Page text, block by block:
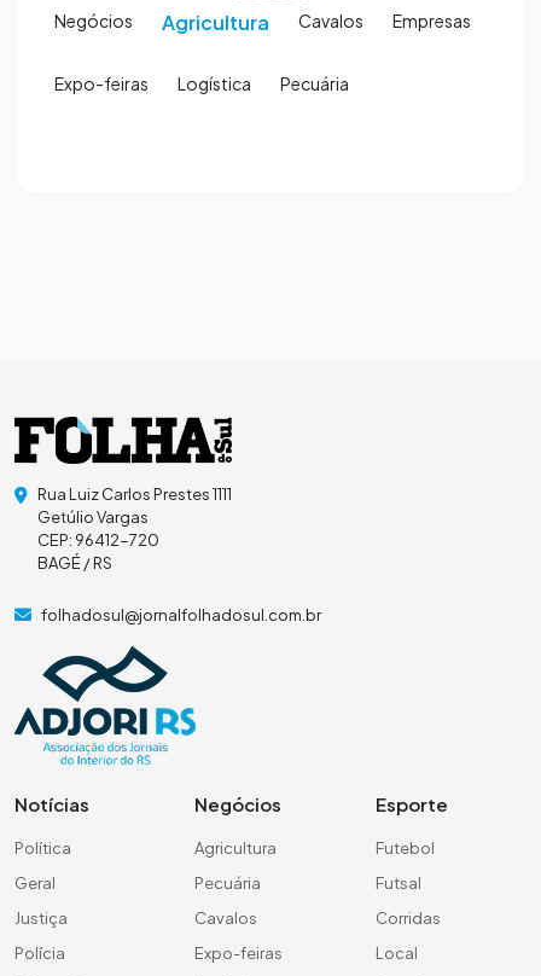
Negócios Agricultura Cavalos Empresas
Expo-feiras Logística Pecuária
Rua Luiz Carlos Prestes 1111
Getúlio Vargas
CEP: 96412-720
BAGÉ / RS
folhadosul@jornalfolhadosul.com.br
Notícias
Política
Geral
Justiça
Polícia
Negócios
Agricultura
Pecuária
Cavalos
Expo-feiras
Esporte
Futebol
Futsal
Corridas
Local